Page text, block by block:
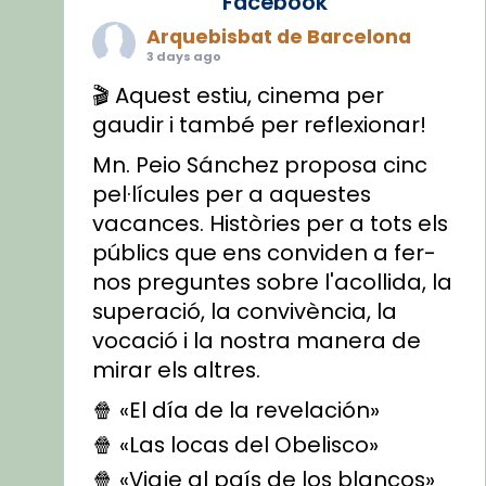
Arquebisbat de Barcelona
3 days ago
🎬 Aquest estiu, cinema per
gaudir i també per reflexionar!
Mn. Peio Sánchez proposa cinc
pel·lícules per a aquestes
vacances. Històries per a tots els
públics que ens conviden a fer-
nos preguntes sobre l'acollida, la
superació, la convivència, la
vocació i la nostra manera de
mirar els altres.
🍿 «El día de la revelación»
🍿 «Las locas del Obelisco»